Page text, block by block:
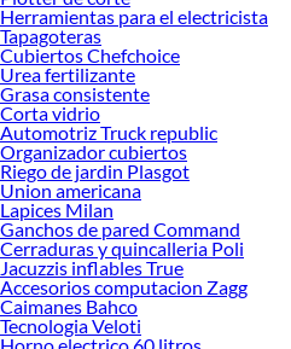
Herramientas para el electricista
Tapagoteras
Cubiertos Chefchoice
Urea fertilizante
Grasa consistente
Corta vidrio
Automotriz Truck republic
Organizador cubiertos
Riego de jardin Plasgot
Union americana
Lapices Milan
Ganchos de pared Command
Cerraduras y quincalleria Poli
Jacuzzis inflables True
Accesorios computacion Zagg
Caimanes Bahco
Tecnologia Veloti